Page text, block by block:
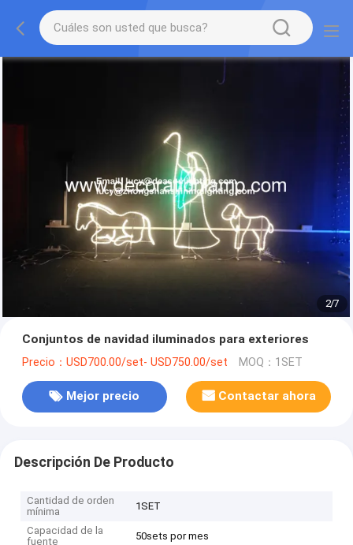
2/7
Conjuntos de navidad iluminados para exteriores
Precio：USD700.00/set- USD750.00/set MOQ：1SET
Mejor precio Contactar ahora
Descripción De Producto
Cantidad de orden
mínima
1SET
Capacidad de la
fuente
50sets por mes